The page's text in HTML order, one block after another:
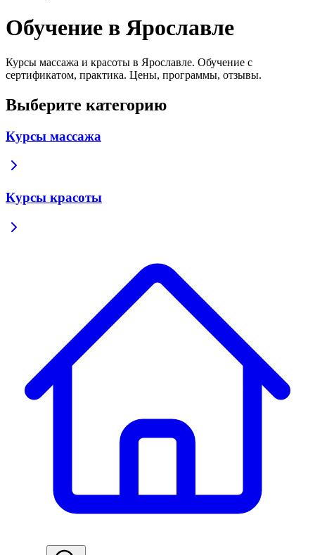
Обучение в Ярославле
Курсы массажа и красоты в Ярославле. Обучение с
сертификатом, практика. Цены, программы, отзывы.
Выберите категорию
Курсы массажа
Курсы красоты